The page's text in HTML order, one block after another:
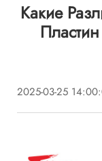
Какие
2025-03-25